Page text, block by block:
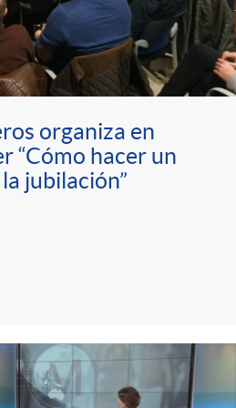
organiza en
“Cómo hacer un
jubilación”